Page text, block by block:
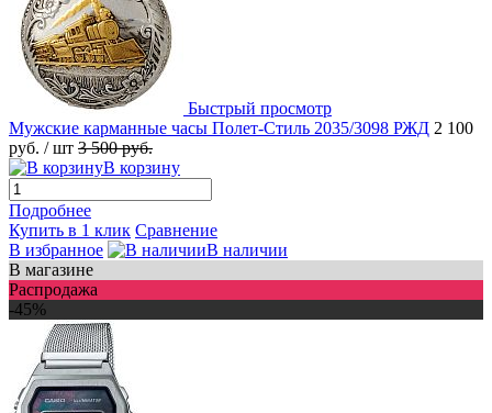
Быстрый просмотр
Мужские карманные часы Полет-Стиль 2035/3098 РЖД 2 100
руб. / шт 3 500 руб.
В корзину
Подробнее
Купить в 1 клик Сравнение
В избранное
В наличии
В магазине
Распродажа
-45%